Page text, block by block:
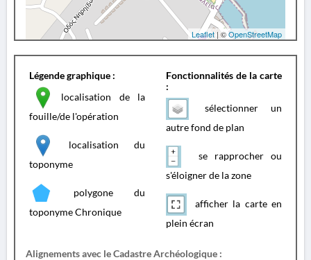
Leaflet | ©OpenStreetMap
Légende graphique :
localisation de la
fouille/de l'opération
localisation du
toponyme
polygone du
toponyme Chronique
Fonctionnalités de la carte
:
sélectionner un
autre fond de plan
se rapprocher ou
s'éloigner de la zone
afficher la carte en
plein écran
Alignements avec le Cadastre Archéologique :